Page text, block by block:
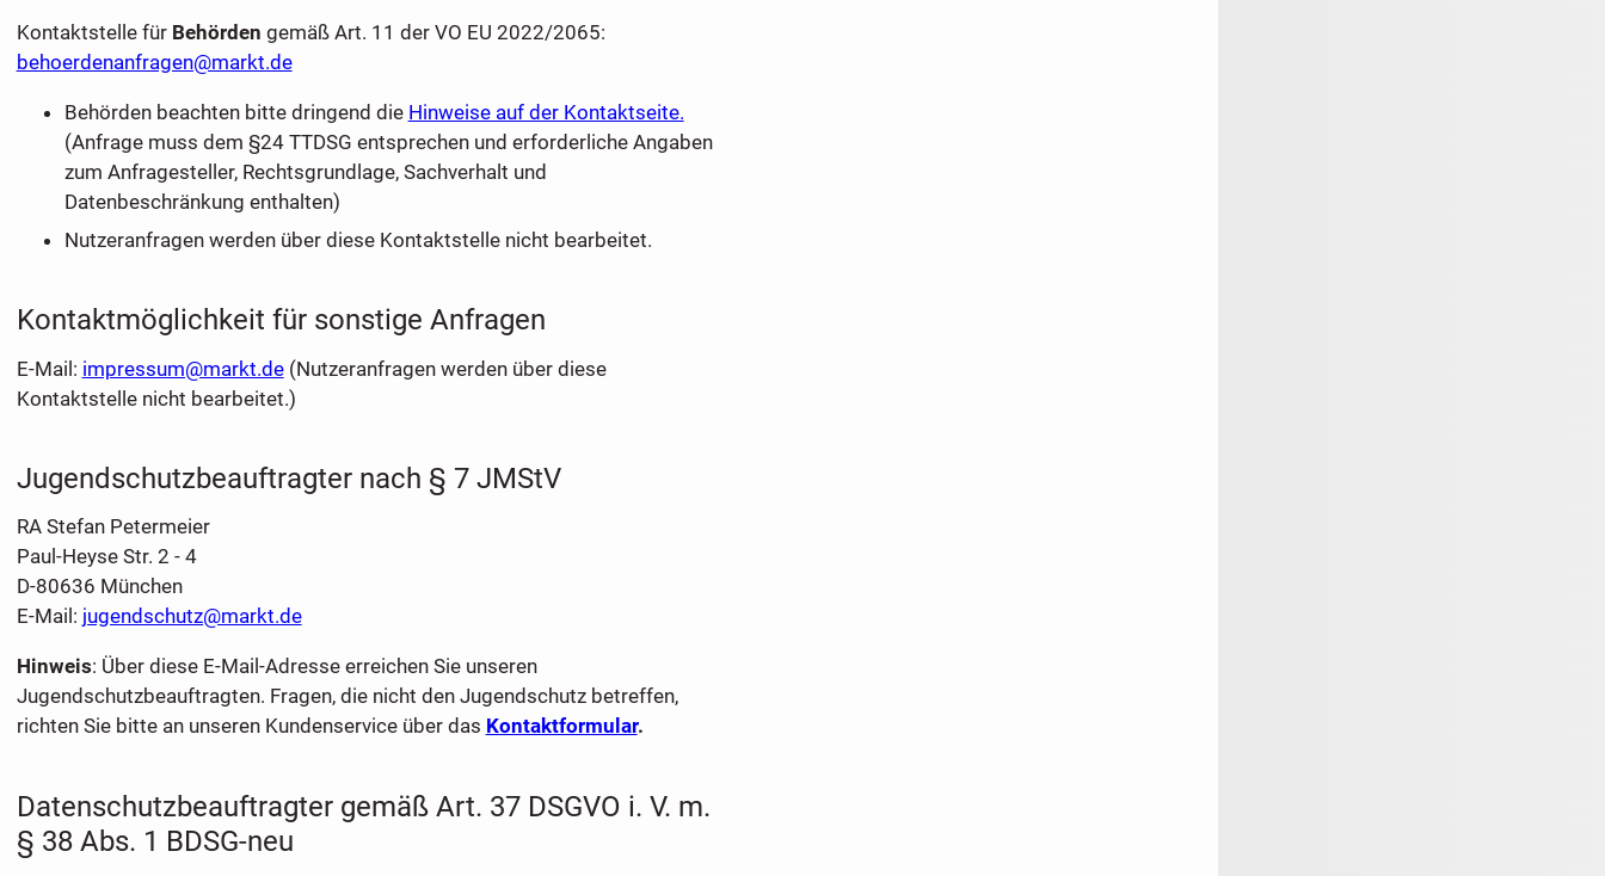
Kontaktstelle für Behörden gemäß Art. 11 der VO EU 2022/2065:
behoerdenanfragen@markt.de
Behörden beachten bitte dringend die Hinweise auf der Kontaktseite.
(Anfrage muss dem §24 TTDSG entsprechen und erforderliche Angaben
zum Anfragesteller, Rechtsgrundlage, Sachverhalt und
Datenbeschränkung enthalten)
Nutzeranfragen werden über diese Kontaktstelle nicht bearbeitet.
Kontaktmöglichkeit für sonstige Anfragen
E-Mail: impressum@markt.de(Nutzeranfragen werden über diese
Kontaktstelle nicht bearbeitet.)
Jugendschutzbeauftragter nach § 7 JMStV
RA Stefan Petermeier
Paul-Heyse Str. 2 - 4
D-80636 München
E-Mail: jugendschutz@markt.de
Hinweis: Über diese E-Mail-Adresse erreichen Sie unseren
Jugendschutzbeauftragten. Fragen, die nicht den Jugendschutz betreffen,
richten Sie bitte an unseren Kundenservice über das Kontaktformular.
Datenschutzbeauftragter gemäß Art. 37 DSGVO i. V. m.
§ 38 Abs. 1 BDSG-neu